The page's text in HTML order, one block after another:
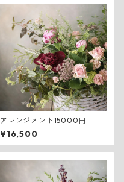
アレンジメント15000円
¥16,500